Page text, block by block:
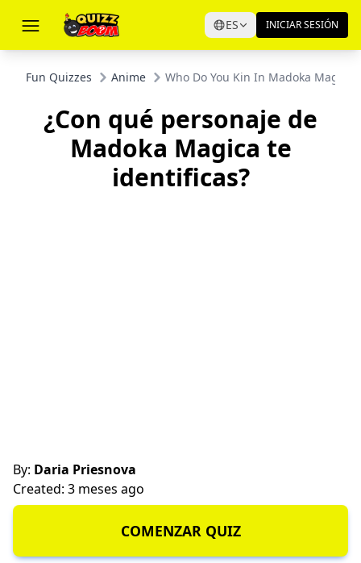
ES INICIAR SESIÓN
Fun Quizzes Anime Who Do You Kin In Madoka Magica?
¿Con qué personaje de
Madoka Magica te
identificas?
By: Daria Priesnova
Created: 3 meses ago
COMENZAR QUIZ